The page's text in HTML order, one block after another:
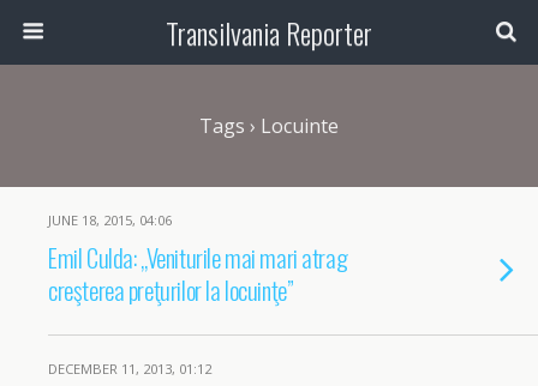
Transilvania Reporter
Tags › Locuinte
JUNE 18, 2015, 04:06
Emil Culda: „Veniturile mai mari atrag
creşterea preţurilor la locuinţe”
DECEMBER 11, 2013, 01:12